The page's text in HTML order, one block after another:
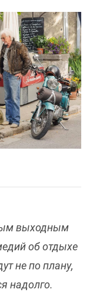
выходным
об отдыхе
не по плану,
надолго.